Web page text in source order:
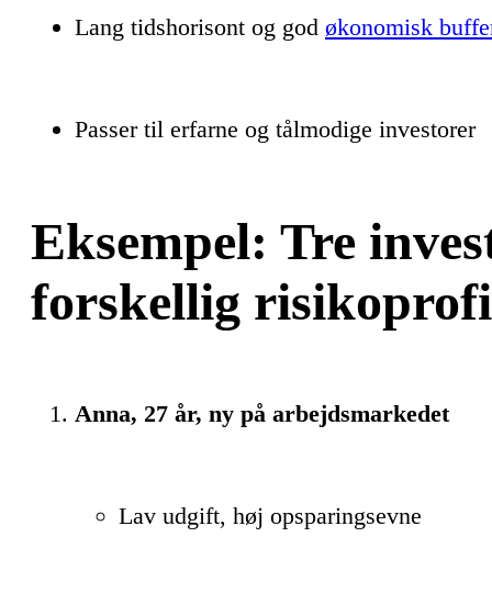
Lang tidshorisont og god økonomisk
Passer til erfarne og tålmodige investorer
Eksempel: Tre
forskellig
Anna, 27 år, ny på arbejdsmarkedet
Lav udgift, høj opsparingsevne